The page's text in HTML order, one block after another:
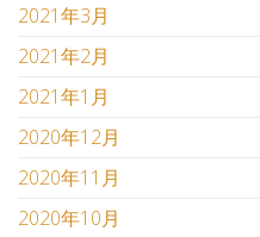
2021年3月
2021年2月
2021年1月
2020年12月
2020年11月
2020年10月